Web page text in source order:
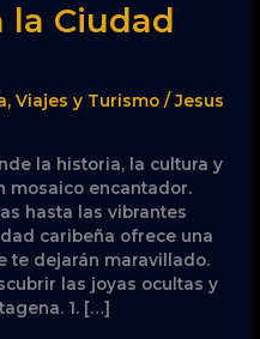
la Ciudad
,Viajes y Turismo /Jesus
la historia, la cultura y
mosaico encantador.
hasta las vibrantes
caribeña ofrece una
te dejarán maravillado.
las joyas ocultas y
1. […]